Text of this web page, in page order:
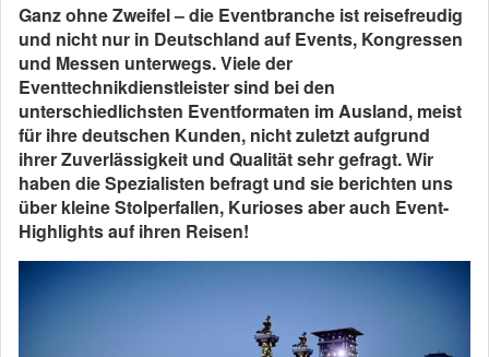
Ganz ohne Zweifel – die Eventbranche ist reisefreudig
und nicht nur in Deutschland auf Events, Kongressen
und Messen unterwegs. Viele der
Eventtechnikdienstleister sind bei den
unterschiedlichsten Eventformaten im Ausland, meist
für ihre deutschen Kunden, nicht zuletzt aufgrund
ihrer Zuverlässigkeit und Qualität sehr gefragt. Wir
haben die Spezialisten befragt und sie berichten uns
über kleine Stolperfallen, Kurioses aber auch Event-
Highlights auf ihren Reisen!